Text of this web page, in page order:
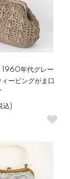
1960年代グレー
ービングがま口
込)